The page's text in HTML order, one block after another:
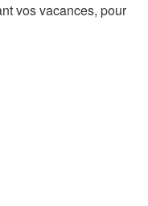
vos vacances, pour